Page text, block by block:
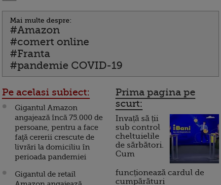
Mai multe despre:
#Amazon
#comert online
#Franta
#pandemie COVID-19
Pe acelasi subiect:
Gigantul Amazon
angajează încă 75.000 de
persoane, pentru a face
faţă cererii crescute de
livrări la domiciliu în
perioada pandemiei
Gigantul de retail
Prima pagina pe
scurt:
Invață să ții
sub control
cheltuielile
de sărbători.
Cum
funcționează cardul de
cumpărături